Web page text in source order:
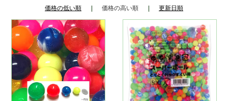
価格の低い順 価格の高い順 更新日順